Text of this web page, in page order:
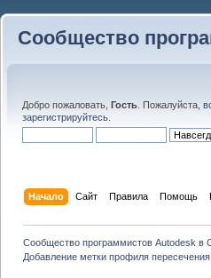
Сообщество
Добро пожаловать, Гость . Пожалуйста,
зарегистрируйтесь
Начало Сайт Правила Помощь
Сообщество программистов Autodesk в
Добавление метки профиля